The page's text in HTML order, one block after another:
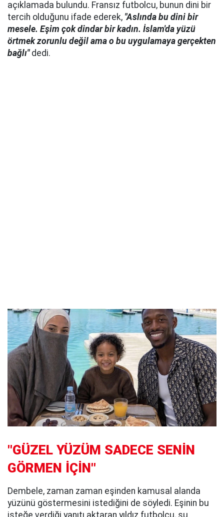
açıklamada bulundu. Fransız futbolcu, bunun dini bir
tercih olduğunu ifade ederek, "Aslında bu dini bir
mesele. Eşim çok dindar bir kadın. İslam'da yüzü
örtmek zorunlu değil ama o bu uygulamaya gerçekten
bağlı"dedi.
"GÜZEL YÜZÜM SADECE SENİN
GÖRMEN İÇİN"
Dembele, zaman zaman eşinden kamusal alanda
yüzünü göstermesini istediğini de söyledi. Eşinin bu
isteğe verdiği yanıtı aktaran yıldız futbolcu, şu